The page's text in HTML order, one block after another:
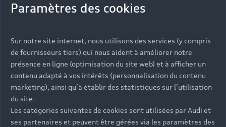
Paramètres des cookies
Sur notre site internet, nous utilisons des services (y compris
de fournisseurs tiers) qui nous aident à améliorer notre
présence en ligne (optimisation du site web) et à afficher un
contenu adapté à vos intérêts (personnalisation du contenu
marketing), ainsi qu’à établir des statistiques sur l’utilisation
du site.
Les catégories suivantes de cookies sont utilisées par Audi et
ses partenaires et peuvent être gérées via les paramètres des
Headline